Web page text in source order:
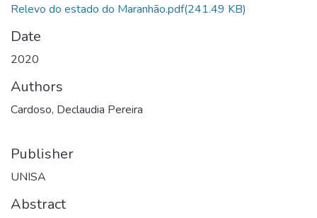
Relevo do estado do Maranhão.pdf(241.49 KB)
Date
2020
Authors
Cardoso, Declaudia Pereira
Publisher
UNISA
Abstract